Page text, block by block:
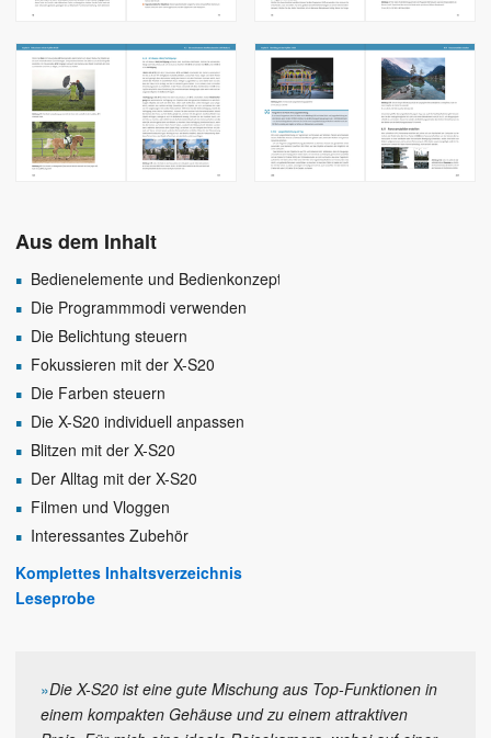
Aus dem Inhalt
Bedienelemente und Bedienkonzept
Die Programmmodi verwenden
Die Belichtung steuern
Fokussieren mit der X-S20
Die Farben steuern
Die X-S20 individuell anpassen
Blitzen mit der X-S20
Der Alltag mit der X-S20
Filmen und Vloggen
Interessantes Zubehör
Komplettes Inhaltsverzeichnis
Leseprobe
»Die X-S20 ist eine gute Mischung aus Top-Funktionen in
einem kompakten Gehäuse und zu einem attraktiven